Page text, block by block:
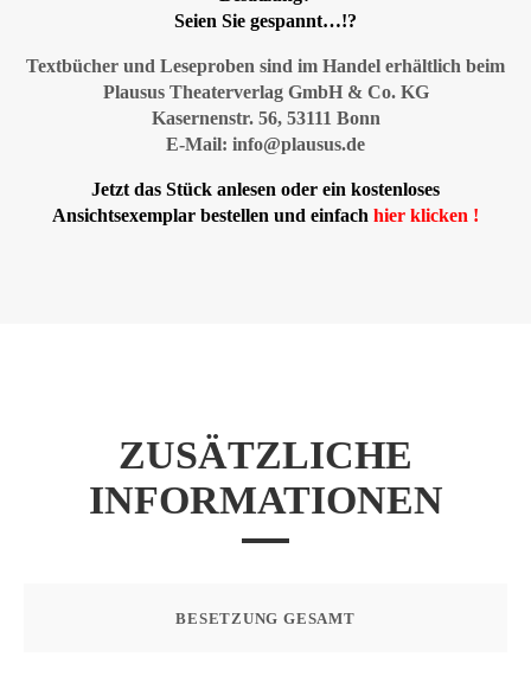
Seien Sie gespannt…!?
Textbücher und Leseproben sind im Handel erhältlich beim
Plausus Theaterverlag GmbH & Co. KG
Kasernenstr. 56, 53111 Bonn
E-Mail: info@plausus.de
Jetzt das Stück anlesen oder ein kostenloses
Ansichtsexemplar bestellen und einfach hier klicken !
ZUSÄTZLICHE
INFORMATIONEN
BESETZUNG GESAMT